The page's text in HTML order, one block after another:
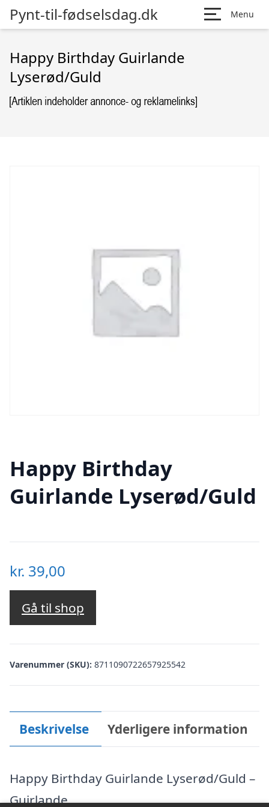
Pynt-til-fødselsdag.dk Menu
Happy Birthday Guirlande
Lyserød/Guld
Happy Birthday
Guirlande Lyserød/Guld
kr. 39,00
Gå til shop
Varenummer (SKU): 8711090722657925542
Beskrivelse Yderligere information
Happy Birthday Guirlande Lyserød/Guld –
Guirlande